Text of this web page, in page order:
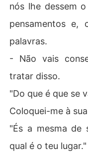
nós lhe dessem
pensamentos e,
palavras.
- Não vais
tratar disso.
"Do que é que se
Coloquei-me à
"És a mesma de
qual é o teu lugar."